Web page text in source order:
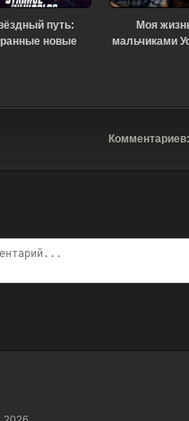
путь:
новые
Моя
мальчиками
Комментариев: